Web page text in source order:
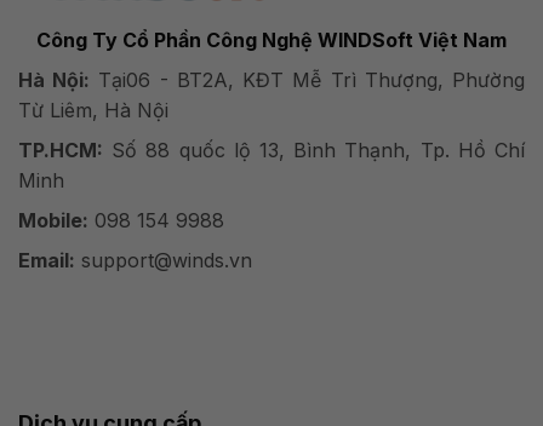
Công Ty Cổ Phần Công Nghệ WINDSoft Việt Nam
Hà Nội: Tại06 - BT2A, KĐT Mễ Trì Thượng, Phường
Từ Liêm, Hà Nội
TP.HCM: Số 88 quốc lộ 13, Bình Thạnh, Tp. Hồ Chí
Minh
Mobile: 098 154 9988
Email: support@winds.vn